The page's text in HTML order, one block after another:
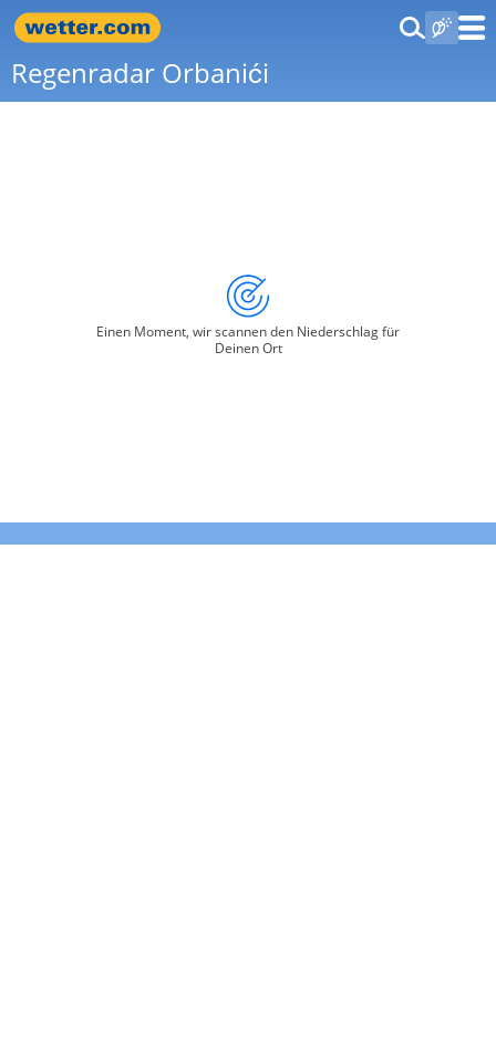
Regenradar Orbanići
Einen Moment, wir scannen den Niederschlag für
Deinen Ort